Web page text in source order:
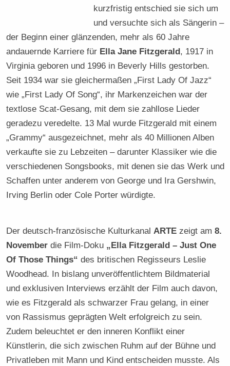
kurzfristig entschied sie sich um
und versuchte sich als Sängerin –
der Beginn einer glänzenden, mehr als 60 Jahre
andauernde Karriere für Ella Jane Fitzgerald, 1917 in
Virginia geboren und 1996 in Beverly Hills gestorben.
Seit 1934 war sie gleichermaßen „First Lady Of Jazz“
wie „First Lady Of Song“, ihr Markenzeichen war der
textlose Scat-Gesang, mit dem sie zahllose Lieder
geradezu veredelte. 13 Mal wurde Fitzgerald mit einem
„Grammy“ ausgezeichnet, mehr als 40 Millionen Alben
verkaufte sie zu Lebzeiten – darunter Klassiker wie die
verschiedenen Songsbooks, mit denen sie das Werk und
Schaffen unter anderem von George und Ira Gershwin,
Irving Berlin oder Cole Porter würdigte.
Der deutsch-französische KulturkanalARTE zeigt am8.
November die Film-Doku „Ella Fitzgerald – Just One
Of Those Things“ des britischen Regisseurs Leslie
Woodhead. In bislang unveröffentlichtem Bildmaterial
und exklusiven Interviews erzählt der Film auch davon,
wie es Fitzgerald als schwarzer Frau gelang, in einer
von Rassismus geprägten Welt erfolgreich zu sein.
Zudem beleuchtet er den inneren Konflikt einer
Künstlerin, die sich zwischen Ruhm auf der Bühne und
Privatleben mit Mann und Kind entscheiden musste. Als